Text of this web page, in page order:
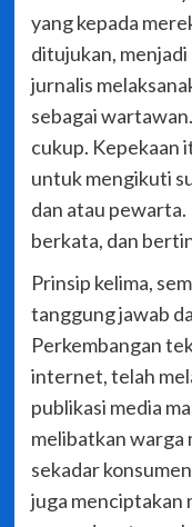
yang kepada
ditujukan,
jurnalis
sebagai
cukup. Kepekaan
untuk mengikuti
dan atau
berkata, dan
Prinsip kelima,
tanggung jawab
Perkembangan
internet, telah
publikasi media
melibatkan warga
sekadar
juga menciptakan